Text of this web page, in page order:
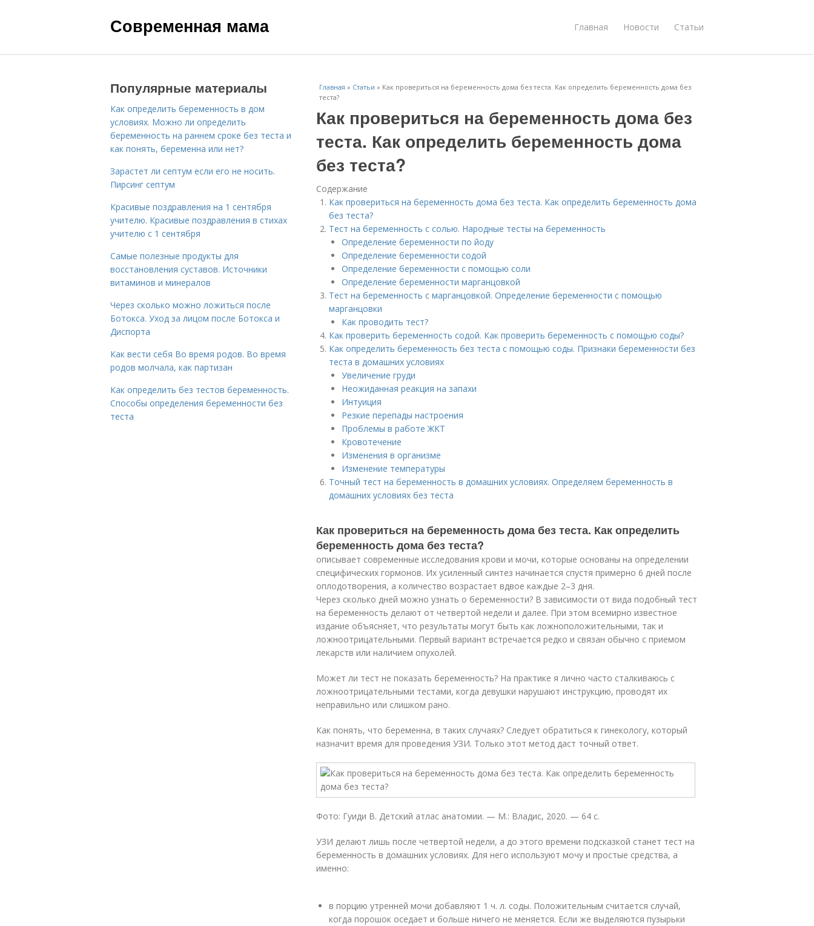
Современная мама Главная Новости Статьи
Главная » Статьи » Как провериться на беременность дома без теста. Как определить беременность дома без
теста?
Как провериться на беременность дома без
теста. Как определить беременность дома
без теста?
Содержание
Как провериться на беременность дома без теста. Как определить беременность дома
без теста?
Тест на беременность с солью. Народные тесты на беременность
Определение беременности по йоду
Определение беременности содой
Определение беременности с помощью соли
Определение беременности марганцовкой
Тест на беременность с марганцовкой. Определение беременности с помощью
марганцовки
Как проводить тест?
Как проверить беременность содой. Как проверить беременность с помощью соды?
Как определить беременность без теста с помощью соды. Признаки беременности без
теста в домашних условиях
Увеличение груди
Неожиданная реакция на запахи
Интуиция
Резкие перепады настроения
Проблемы в работе ЖКТ
Кровотечение
Изменения в организме
Изменение температуры
Точный тест на беременность в домашних условиях. Определяем беременность в
домашних условиях без теста
Как провериться на беременность дома без теста. Как определить
беременность дома без теста?
описывает современные исследования крови и мочи, которые основаны на определении
специфических гормонов. Их усиленный синтез начинается спустя примерно 6 дней после
оплодотворения, а количество возрастает вдвое каждые 2–3 дня.
Через сколько дней можно узнать о беременности? В зависимости от вида подобный тест
на беременность делают от четвертой недели и далее. При этом всемирно известное
издание объясняет, что результаты могут быть как ложноположительными, так и
ложноотрицательными. Первый вариант встречается редко и связан обычно с приемом
лекарств или наличием опухолей.
Может ли тест не показать беременность? На практике я лично часто сталкиваюсь с
ложноотрицательными тестами, когда девушки нарушают инструкцию, проводят их
неправильно или слишком рано.
Как понять, что беременна, в таких случаях? Следует обратиться к гинекологу, который
назначит время для проведения УЗИ. Только этот метод даст точный ответ.
Фото: Гуиди В. Детский атлас анатомии. — М.: Владис, 2020. — 64 с.
УЗИ делают лишь после четвертой недели, а до этого времени подсказкой станет тест на
беременность в домашних условиях. Для него используют мочу и простые средства, а
именно:
в порцию утренней мочи добавляют 1 ч. л. соды. Положительным считается случай,
когда порошок оседает и больше ничего не меняется. Если же выделяются пузырьки
Популярные материалы
Как определить беременность в дом
условиях. Можно ли определить
беременность на раннем сроке без теста и
как понять, беременна или нет?
Зарастет ли септум если его не носить.
Пирсинг септум
Красивые поздравления на 1 сентября
учителю. Красивые поздравления в стихах
учителю с 1 сентября
Самые полезные продукты для
восстановления суставов. Источники
витаминов и минералов
Через сколько можно ложиться после
Ботокса. Уход за лицом после Ботокса и
Диспорта
Как вести себя Во время родов. Во время
родов молчала, как партизан
Как определить без тестов беременность.
Способы определения беременности без
теста